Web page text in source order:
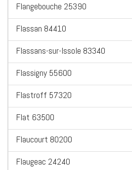
Flangebouche 25390
Flassan 84410
Flassans-sur-Issole 83340
Flassigny 55600
Flastroff 57320
Flat 63500
Flaucourt 80200
Flaugeac 24240